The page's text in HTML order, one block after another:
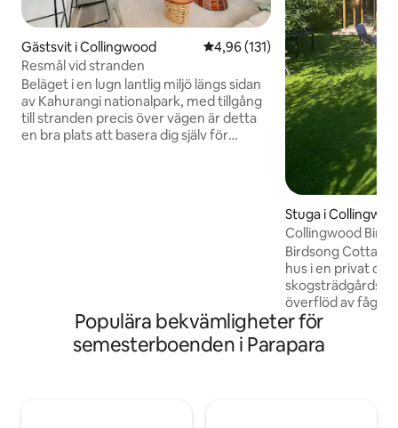
Gästsvit i Collingwood 4,96 av 5 i genomsnittligt
4,96 (131)
Resmål vid stranden
Beläget i en lugn lantlig miljö längs sidan
av Kahurangi nationalpark, med tillgång
till stranden precis över vägen är detta
en bra plats att basera dig själv för
Stuga i
Collingwood
Birdsong
hus i en privat
skogsträdgårdsoas. Vakna
överflöd av
gryningskor. Njut av en 5 minuters
promenad till
café,
Populära bekvämligheter för
semesterboenden i Parapara